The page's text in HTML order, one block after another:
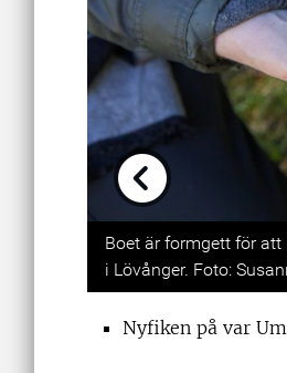
Previous
Boet är formgett för
i Lövånger. Foto:
Nyfiken på var